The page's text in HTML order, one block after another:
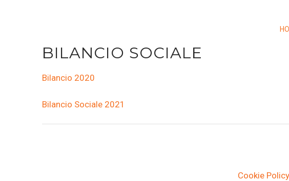
BILANCIO SOCIALE
Bilancio 2020
Bilancio Sociale 2021
Cookie Policy